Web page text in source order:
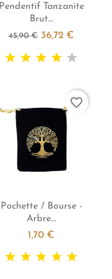
Aperçu rapide
Pendentif Tanzanite
Brut...
45,90 € 36,72 €
Aperçu rapide
Pochette / Bourse -
Arbre...
1,70 €
favorite_border